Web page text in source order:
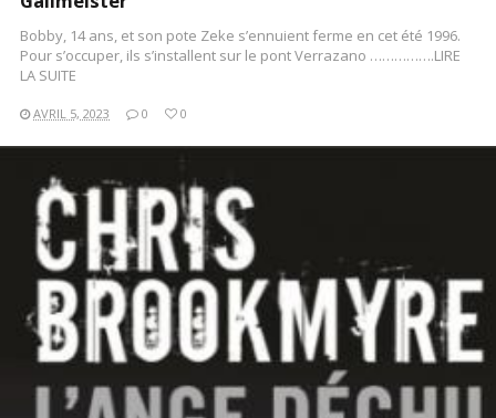
Bobby, 14 ans, et son pote Zeke s’ennuient ferme en cet été 1996.
Pour s’occuper, ils s’installent sur le pont Verrazano …………….LIRE
LA SUITE
AVRIL 5, 2023 0 0